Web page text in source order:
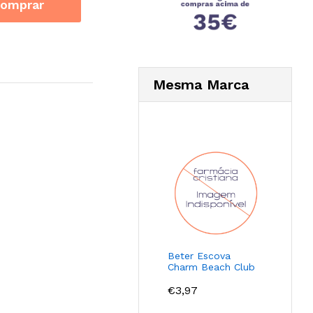
Mesma Marca
Beter Escova
Charm Beach Club
€3,97